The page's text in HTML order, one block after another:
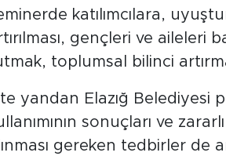
katılımcılara,
gençleri ve aileleri
toplumsal bilinci
yandan Elazığ Belediyesi
sonuçları ve
gereken tedbirler de